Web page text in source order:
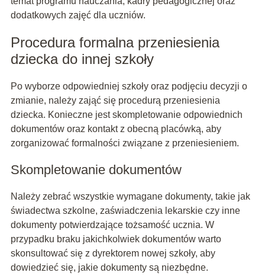
dodatkowych zajęć dla uczniów.
Procedura formalna przeniesienia
dziecka do innej szkoły
Po wyborze odpowiedniej szkoły oraz podjęciu decyzji o
zmianie, należy zająć się procedurą przeniesienia
dziecka. Konieczne jest skompletowanie odpowiednich
dokumentów oraz kontakt z obecną placówką, aby
zorganizować formalności związane z przeniesieniem.
Skompletowanie dokumentów
Należy zebrać wszystkie wymagane dokumenty, takie jak
świadectwa szkolne, zaświadczenia lekarskie czy inne
dokumenty potwierdzające tożsamość ucznia. W
przypadku braku jakichkolwiek dokumentów warto
skonsultować się z dyrektorem nowej szkoły, aby
dowiedzieć się, jakie dokumenty są niezbędne.